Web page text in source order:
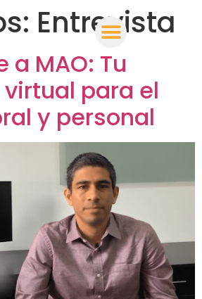
Entrevista
a MAO: Tu
para el
y personal